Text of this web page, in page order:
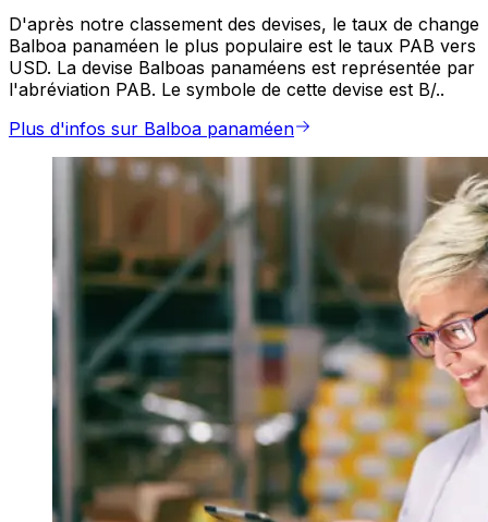
D'après notre classement des devises, le taux de change
Balboa panaméen le plus populaire est le taux PAB vers
USD. La devise Balboas panaméens est représentée par
l'abréviation PAB. Le symbole de cette devise est B/..
Plus d'infos sur Balboa panaméen